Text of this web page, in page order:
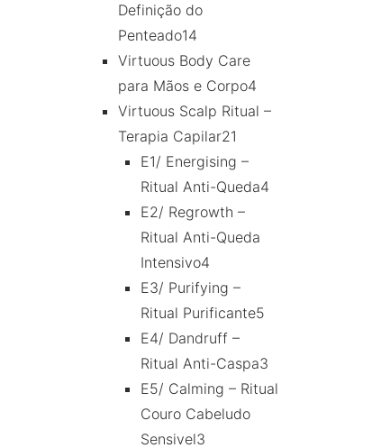
Definição do
Penteado14
Virtuous Body Care
para Mãos e Corpo4
Virtuous Scalp Ritual –
Terapia Capilar21
E1/ Energising –
Ritual Anti-Queda4
E2/ Regrowth –
Ritual Anti-Queda
Intensivo4
E3/ Purifying –
Ritual Purificante5
E4/ Dandruff –
Ritual Anti-Caspa3
E5/ Calming – Ritual
Couro Cabeludo
Sensivel3